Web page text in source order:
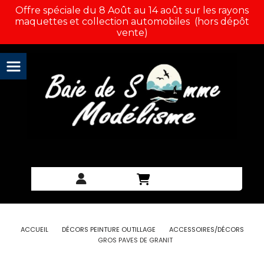
Offre spéciale du 8 Août au 14 août sur les rayons
maquettes et collection automobiles (hors dépôt
vente)
ACCUEIL DÉCORS PEINTURE OUTILLAGE
ACCESSOIRES/DÉCORS
GROS PAVES DE GRANIT
Panneau de gestion des cookies